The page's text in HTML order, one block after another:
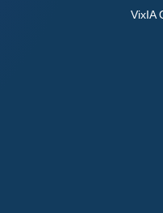
VixIA